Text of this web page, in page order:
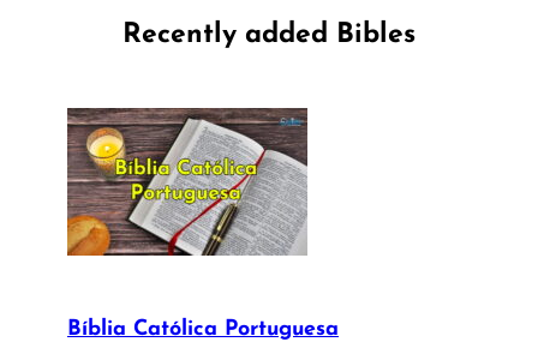
Recently added Bibles
Bíblia Católica Portuguesa